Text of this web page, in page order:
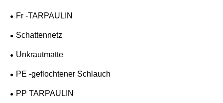
Fr -TARPAULIN
Schattennetz
Unkrautmatte
PE -geflochtener Schlauch
PP TARPAULIN